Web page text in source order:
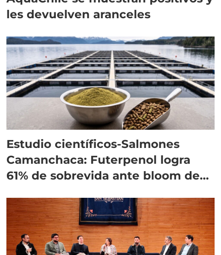
les devuelven aranceles
Estudio científicos-Salmones
Camanchaca: Futerpenol logra
61% de sobrevida ante bloom de